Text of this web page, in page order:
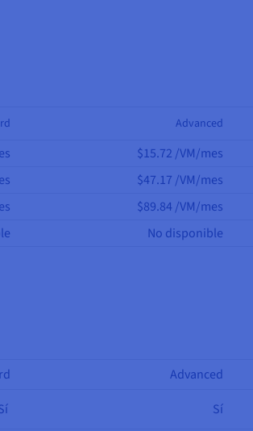
Advanced
$15.72 /VM/mes
$47.17 /VM/mes
$89.84 /VM/mes
No disponible
Advanced
Sí